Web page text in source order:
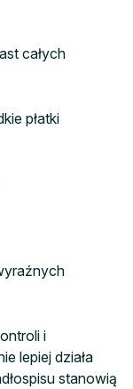
całych
płatki
i
lepiej działa
stanowią